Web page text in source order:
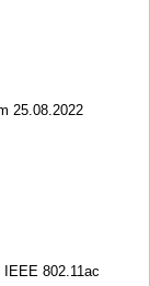
25.08.2022
802.11ac